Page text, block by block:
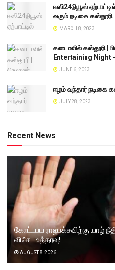
ஈஸி24நியூஸ்
வரும் நடிகை கஸ்தூரி
MARCH 8, 2023
கனடாவில் கஸ்தூரி |
Entertaining Night
JUNE 6, 2023
ஈழம் வந்தார் நடிகை
JULY 28, 2023
Recent News
கோட்டபய ராஜபக்சவிற்கு யாழ்
விசேட உத்தரவு!
AUGUST 8, 2026